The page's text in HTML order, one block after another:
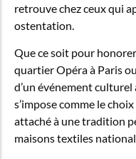
retrouve chez ceux qui
ostentation.
Que ce soit pour
quartier Opéra à Paris
d’un événement culturel
s’impose comme le
attaché à une tradition
maisons textiles